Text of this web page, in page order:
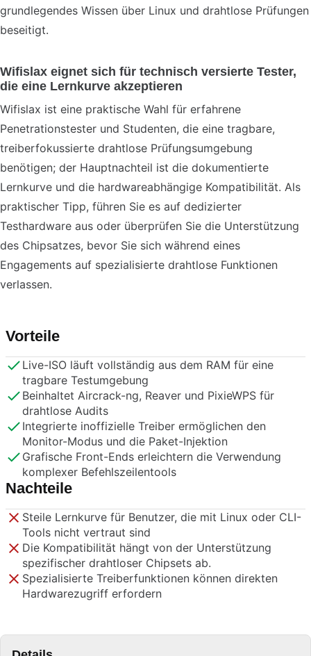
grundlegendes Wissen über Linux und drahtlose Prüfungen
beseitigt.
Wifislax eignet sich für technisch versierte Tester,
die eine Lernkurve akzeptieren
Wifislax ist eine praktische Wahl für erfahrene
Penetrationstester und Studenten, die eine tragbare,
treiberfokussierte drahtlose Prüfungsumgebung
benötigen; der Hauptnachteil ist die dokumentierte
Lernkurve und die hardwareabhängige Kompatibilität. Als
praktischer Tipp, führen Sie es auf dedizierter
Testhardware aus oder überprüfen Sie die Unterstützung
des Chipsatzes, bevor Sie sich während eines
Engagements auf spezialisierte drahtlose Funktionen
verlassen.
Vorteile
Live-ISO läuft vollständig aus dem RAM für eine
tragbare Testumgebung
Beinhaltet Aircrack-ng, Reaver und PixieWPS für
drahtlose Audits
Integrierte inoffizielle Treiber ermöglichen den
Monitor-Modus und die Paket-Injektion
Grafische Front-Ends erleichtern die Verwendung
komplexer Befehlszeilentools
Nachteile
Steile Lernkurve für Benutzer, die mit Linux oder CLI-
Tools nicht vertraut sind
Die Kompatibilität hängt von der Unterstützung
spezifischer drahtloser Chipsets ab.
Spezialisierte Treiberfunktionen können direkten
Hardwarezugriff erfordern